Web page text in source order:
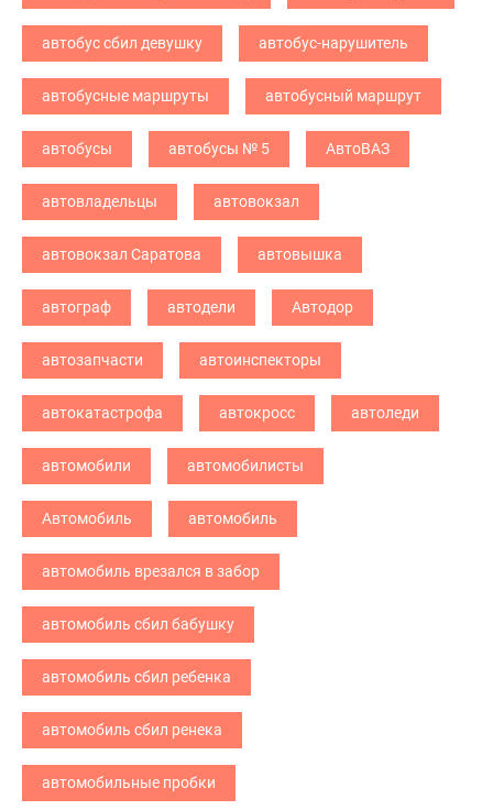
автобус сбил девушку автобус-нарушитель
автобусные маршруты автобусный маршрут
автобусы автобусы № 5 АвтоВАЗ
автовладельцы автовокзал
автовокзал Саратова автовышка
автограф автодели Автодор
автозапчасти автоинспекторы
автокатастрофа автокросс автоледи
автомобили автомобилисты
Автомобиль автомобиль
автомобиль врезался в забор
автомобиль сбил бабушку
автомобиль сбил ребенка
автомобиль сбил ренека
автомобильные пробки